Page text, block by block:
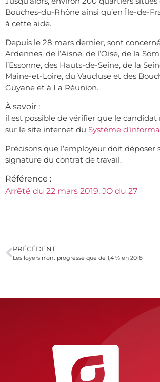
Bouches-du-Rhône ainsi qu’en Île-de-
à cette aide.
Depuis le 28 mars dernier, sont
Ardennes, de l’Aisne, de l’Oise, de la
l’Essonne, des Hauts-de-Seine, de la
Maine-et-Loire, du Vaucluse et des
Guyane et à La Réunion.
À savoir :
il est possible de vérifier que le
sur le site internet du Système
Précisons que l’employeur doit
signature du contrat de travail.
Référence :
Arrêté du 22 mars 2019, JO du 27
PRÉCÉDENT
Les loyers n’ont progressé que de 1,4 % en 2018 !